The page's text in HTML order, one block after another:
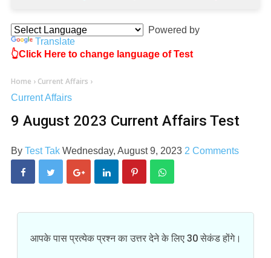
Powered by
Translate
👆Click Here to change language of Test
Home › Current Affairs ›
Current Affairs
9 August 2023 Current Affairs Test
By Test Tak Wednesday, August 9, 2023 2 Comments
आपके पास प्रत्येक प्रश्न का उत्तर देने के लिए 30 सेकंड होंगे।